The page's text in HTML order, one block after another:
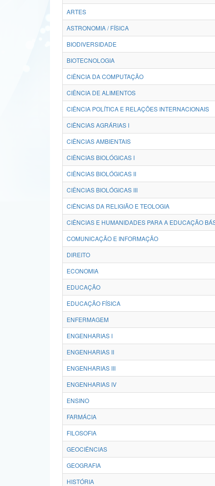
ARTES
ASTRONOMIA / FÍSICA
BIODIVERSIDADE
BIOTECNOLOGIA
CIÊNCIA DA COMPUTAÇÃO
CIÊNCIA DE ALIMENTOS
CIÊNCIA POLÍTICA E RELAÇÕES INTERNACIONAIS
CIÊNCIAS AGRÁRIAS I
CIÊNCIAS AMBIENTAIS
CIÊNCIAS BIOLÓGICAS I
CIÊNCIAS BIOLÓGICAS II
CIÊNCIAS BIOLÓGICAS III
CIÊNCIAS DA RELIGIÃO E TEOLOGIA
CIÊNCIAS E HUMANIDADES PARA A EDUCAÇÃO
COMUNICAÇÃO E INFORMAÇÃO
DIREITO
ECONOMIA
EDUCAÇÃO
EDUCAÇÃO FÍSICA
ENFERMAGEM
ENGENHARIAS I
ENGENHARIAS II
ENGENHARIAS III
ENGENHARIAS IV
ENSINO
FARMÁCIA
FILOSOFIA
GEOCIÊNCIAS
GEOGRAFIA
HISTÓRIA